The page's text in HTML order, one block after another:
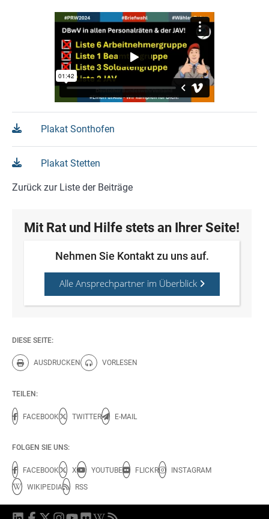
Plakat Sonthofen
Plakat Stetten
Zurück zur Liste der Beiträge
Mit Rat und Hilfe stets an Ihrer Seite!
Nehmen Sie Kontakt zu uns auf.
Alle Ansprechpartner im Überblick
DIESE SEITE:
AUSDRUCKEN
Diese Seite drucken.
VORLESEN
Diese Seite vorlesen.
TEILEN:
FACEBOOK TWITTER E-MAIL
FOLGEN SIE UNS:
FACEBOOK X YOUTUBE FLICKR
INSTAGRAM
WIKIPEDIA
RSS